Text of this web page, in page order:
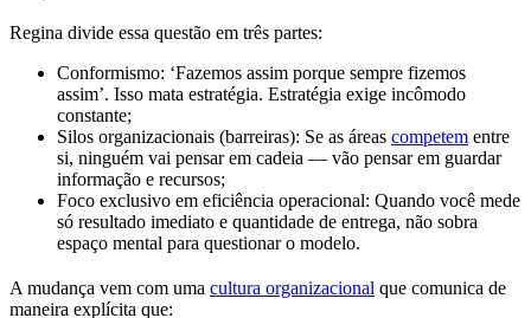
Regina divide essa questão em três partes:
Conformismo: ‘Fazemos assim porque sempre fizemos
assim’. Isso mata estratégia. Estratégia exige incômodo
constante;
Silos organizacionais (barreiras): Se as áreas competem entre
si, ninguém vai pensar em cadeia — vão pensar em guardar
informação e recursos;
Foco exclusivo em eficiência operacional: Quando você mede
só resultado imediato e quantidade de entrega, não sobra
espaço mental para questionar o modelo.
A mudança vem com uma cultura organizacional que comunica de
maneira explícita que: